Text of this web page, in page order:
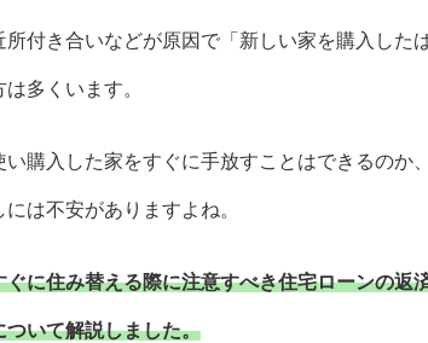
付き合いなどが原因で「新しい家を購入した
多くいます。
い購入した家をすぐに手放すことはできるのか
は不安がありますよね。
ぐに住み替える際に注意すべき住宅ローンの返
ついて解説しました。